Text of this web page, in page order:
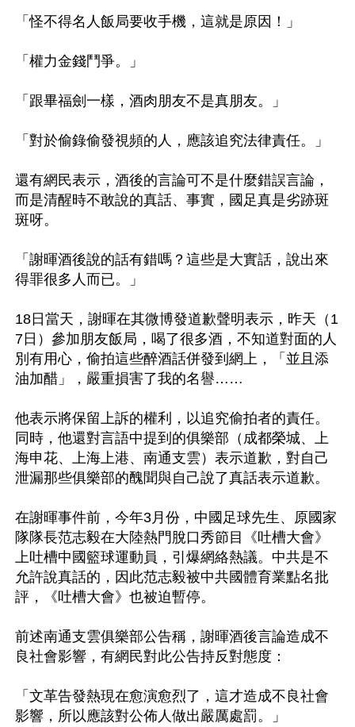
「怪不得名人飯局要收手機，這就是原因！」
「權力金錢鬥爭。」
「跟畢福劍一樣，酒肉朋友不是真朋友。」
「對於偷錄偷發視頻的人，應該追究法律責任。」
還有網民表示，酒後的言論可不是什麼錯誤言論，
而是清醒時不敢說的真話、事實，國足真是劣跡斑
斑呀。
「謝暉酒後說的話有錯嗎？這些是大實話，說出來
得罪很多人而已。」
18日當天，謝暉在其微博發道歉聲明表示，昨天（1
7日）參加朋友飯局，喝了很多酒，不知道對面的人
別有用心，偷拍這些醉酒話併發到網上，「並且添
油加醋」，嚴重損害了我的名譽……
他表示將保留上訴的權利，以追究偷拍者的責任。
同時，他還對言語中提到的俱樂部（成都榮城、上
海申花、上海上港、南通支雲）表示道歉，對自己
泄漏那些俱樂部的醜聞與自己說了真話表示道歉。
在謝暉事件前，今年3月份，中國足球先生、原國家
隊隊長范志毅在大陸熱門脫口秀節目《吐槽大會》
上吐槽中國籃球運動員，引爆網絡熱議。中共是不
允許說真話的，因此范志毅被中共國體育業點名批
評，《吐槽大會》也被迫暫停。
前述南通支雲俱樂部公告稱，謝暉酒後言論造成不
良社會影響，有網民對此公告持反對態度：
「文革告發熱現在愈演愈烈了，這才造成不良社會
影響，所以應該對公佈人做出嚴厲處罰。」